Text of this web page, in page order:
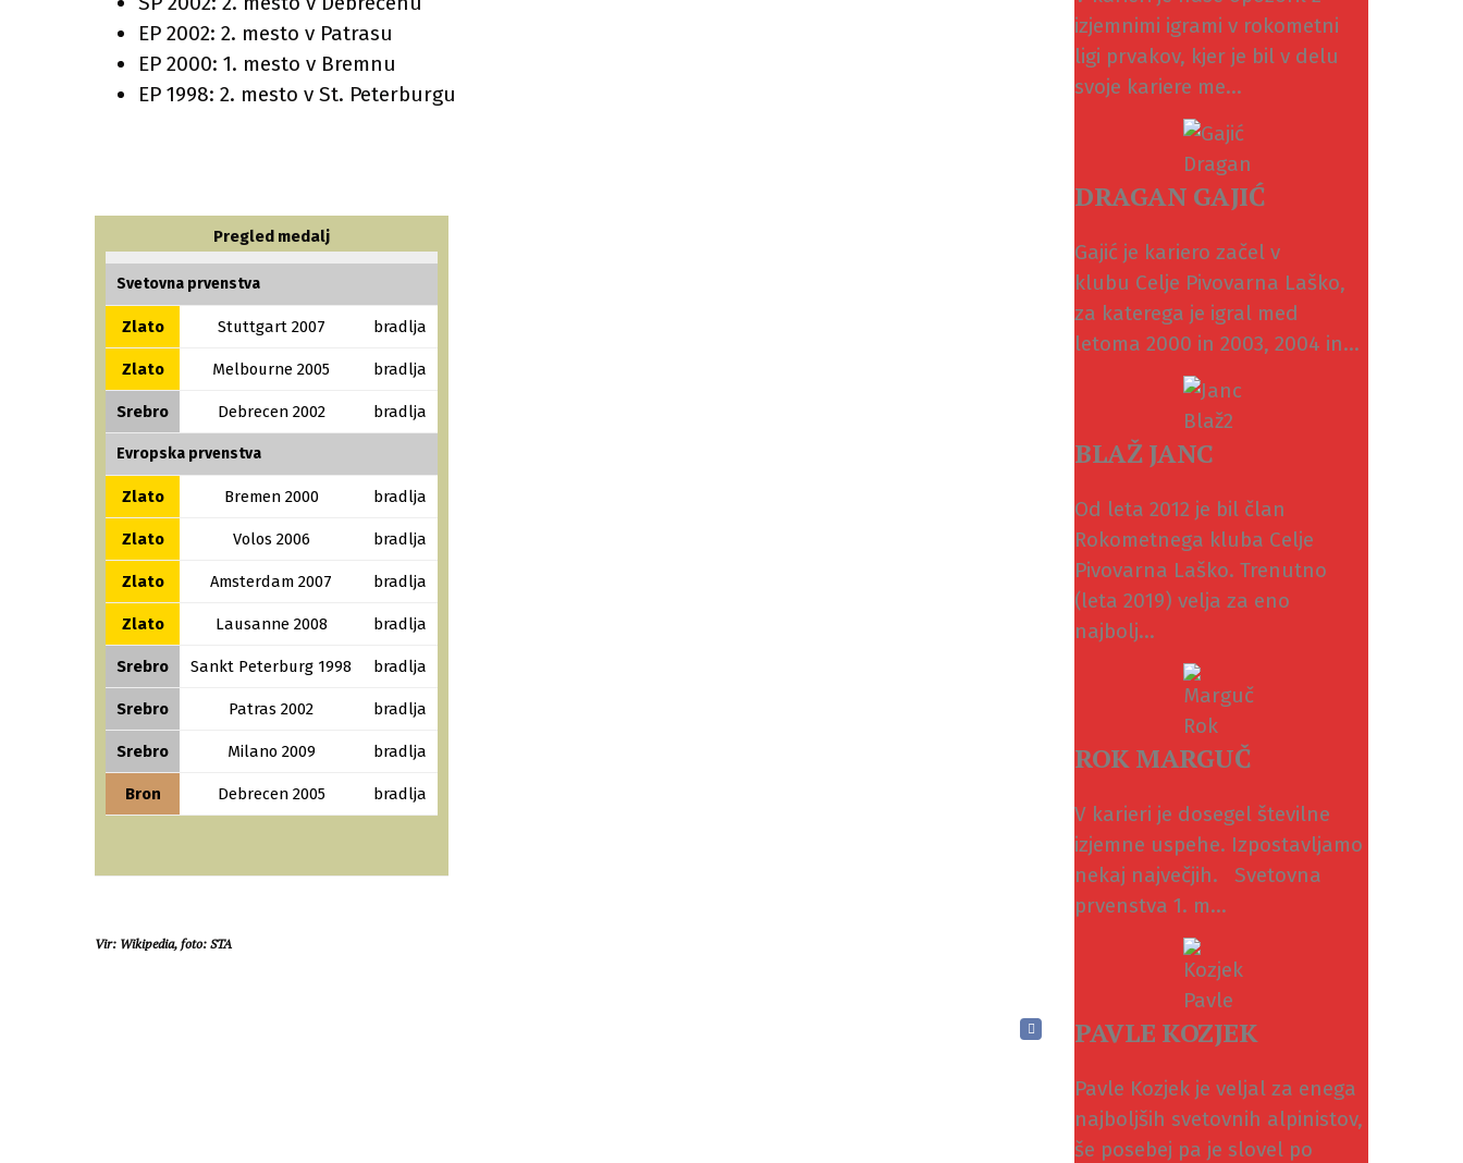
EP 2002: 2. mesto v Patrasu
EP 2000: 1. mesto v Bremnu
EP 1998: 2. mesto v St. Peterburgu
Pregled medalj
Svetovna prvenstva
Zlato Stuttgart 2007 bradlja
Zlato Melbourne 2005 bradlja
Srebro Debrecen 2002 bradlja
Evropska prvenstva
Zlato Bremen 2000 bradlja
Zlato Volos 2006 bradlja
Zlato Amsterdam 2007 bradlja
Zlato Lausanne 2008 bradlja
Srebro Sankt Peterburg 1998 bradlja
Srebro Patras 2002 bradlja
Srebro Milano 2009 bradlja
Bron Debrecen 2005 bradlja
Vir: Wikipedia, foto: STA
izjemnimi igrami v rokometni
ligi prvakov, kjer je bil v delu
svoje kariere me...
DRAGAN GAJIĆ
Gajić je kariero začel v
klubu Celje Pivovarna Laško,
za katerega je igral med
letoma 2000 in 2003, 2004 in...
BLAŽ JANC
Od leta 2012 je bil član
Rokometnega kluba Celje
Pivovarna Laško. Trenutno
(leta 2019) velja za eno
najbolj...
ROK MARGUČ
V karieri je dosegel številne
izjemne uspehe. Izpostavljamo
nekaj največjih. Svetovna
prvenstva 1. m...
PAVLE KOZJEK
Pavle Kozjek je veljal za enega
najboljših svetovnih alpinistov,
še posebej pa je slovel po